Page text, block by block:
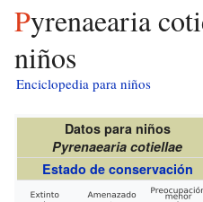
Pyrenaearia cotiellae para
niños
Enciclopedia para niños
Datos para niños
Pyrenaearia cotiellae
Estado de conservación